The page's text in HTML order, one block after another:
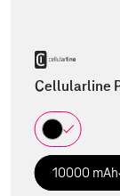
Cellularline
10000 mAh